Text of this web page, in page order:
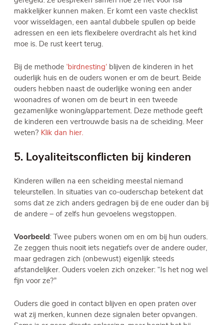
makkelijker kunnen maken. Er komt een vaste checklist
voor wisseldagen, een aantal dubbele spullen op beide
adressen en een iets flexibelere overdracht als het kind
moe is. De rust keert terug.
Bij de methode ‘birdnesting‘ blijven de kinderen in het
ouderlijk huis en de ouders wonen er om de beurt. Beide
ouders hebben naast de ouderlijke woning een ander
woonadres of wonen om de beurt in een tweede
gezamenlijke woning/appartement. Deze methode geeft
de kinderen een vertrouwde basis na de scheiding. Meer
weten? Klik dan hier.
5. Loyaliteitsconflicten bij kinderen
Kinderen willen na een scheiding meestal niemand
teleurstellen. In situaties van co-ouderschap betekent dat
soms dat ze zich anders gedragen bij de ene ouder dan bij
de andere – of zelfs hun gevoelens wegstoppen.
Voorbeeld : Twee pubers wonen om en om bij hun ouders.
Ze zeggen thuis nooit iets negatiefs over de andere ouder,
maar gedragen zich (onbewust) eigenlijk steeds
afstandelijker. Ouders voelen zich onzeker: “Is het nog wel
fijn voor ze?”
Ouders die goed in contact blijven en open praten over
wat zij merken, kunnen deze signalen beter opvangen.